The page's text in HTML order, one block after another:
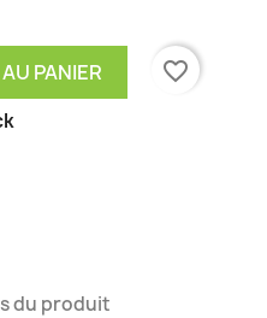
PANIER
favorite_border
du produit